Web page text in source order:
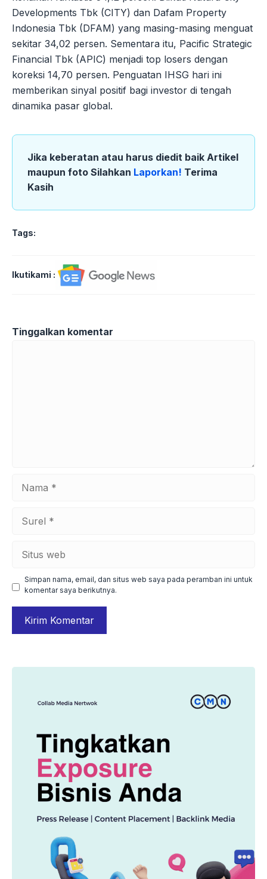
Developments Tbk (CITY) dan Dafam Property
Indonesia Tbk (DFAM) yang masing-masing menguat
sekitar 34,02 persen. Sementara itu, Pacific Strategic
Financial Tbk (APIC) menjadi top losers dengan
koreksi 14,70 persen. Penguatan IHSG hari ini
memberikan sinyal positif bagi investor di tengah
dinamika pasar global.
Jika keberatan atau harus diedit baik Artikel
maupun foto Silahkan Laporkan! Terima
Kasih
Tags:
Ikutikami :
Tinggalkan komentar
Simpan nama, email, dan situs web saya pada peramban ini untuk
komentar saya berikutnya.